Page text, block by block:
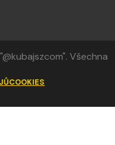
Všechna
COOKIES